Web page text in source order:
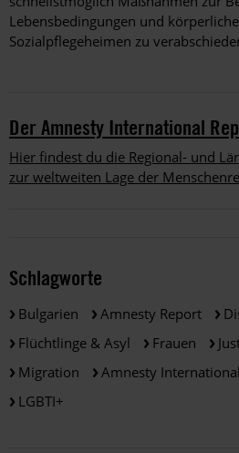
Lebensbedingungen und
Sozialpflegeheimen zu
Der Amnesty International
Hier findest du die Regional- und
zur weltweiten Lage der
Schlagworte
Bulgarien Amnesty Report
Flüchtlinge & Asyl
Frauen
Migration
Amnesty
LGBTI+